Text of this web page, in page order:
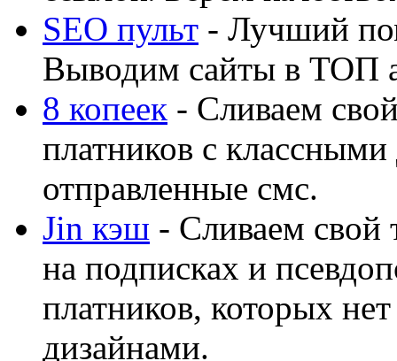
SEO пульт - Лучший
Выводим сайты в ТОП
8 копеек - Сливаем
платников с
отправленные смс.
Jin кэш - Сливаем свой
на подписках и
платников, которых
дизайнами.